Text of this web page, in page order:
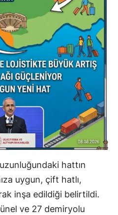
hattın
uygun, çift hatlı,
inşa edildiği belirtildi.
ve 27 demiryolu